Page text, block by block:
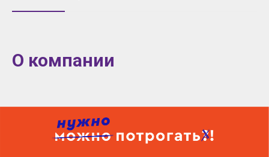
О компании